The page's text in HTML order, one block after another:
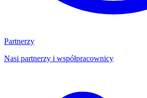
Partnerzy
Nasi partnerzy i współpracownicy